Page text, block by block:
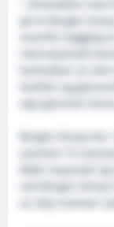
på at Bergen
innenfor bygging
internasjonalt
kontrakten at
kvalitet og
opp gjennom
Bergen Group
sammen 15
ved Bergen